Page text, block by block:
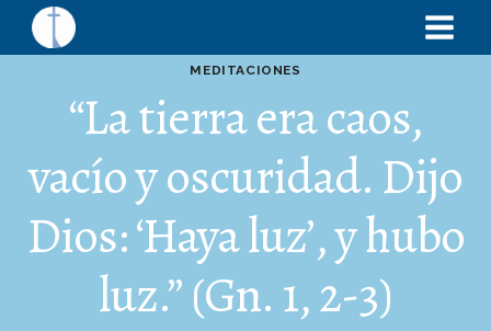
MEDITACIONES
“La tierra era caos,
vacío y oscuridad. Dijo
Dios: ‘Haya luz’, y hubo
luz.” (Gn. 1, 2-3)